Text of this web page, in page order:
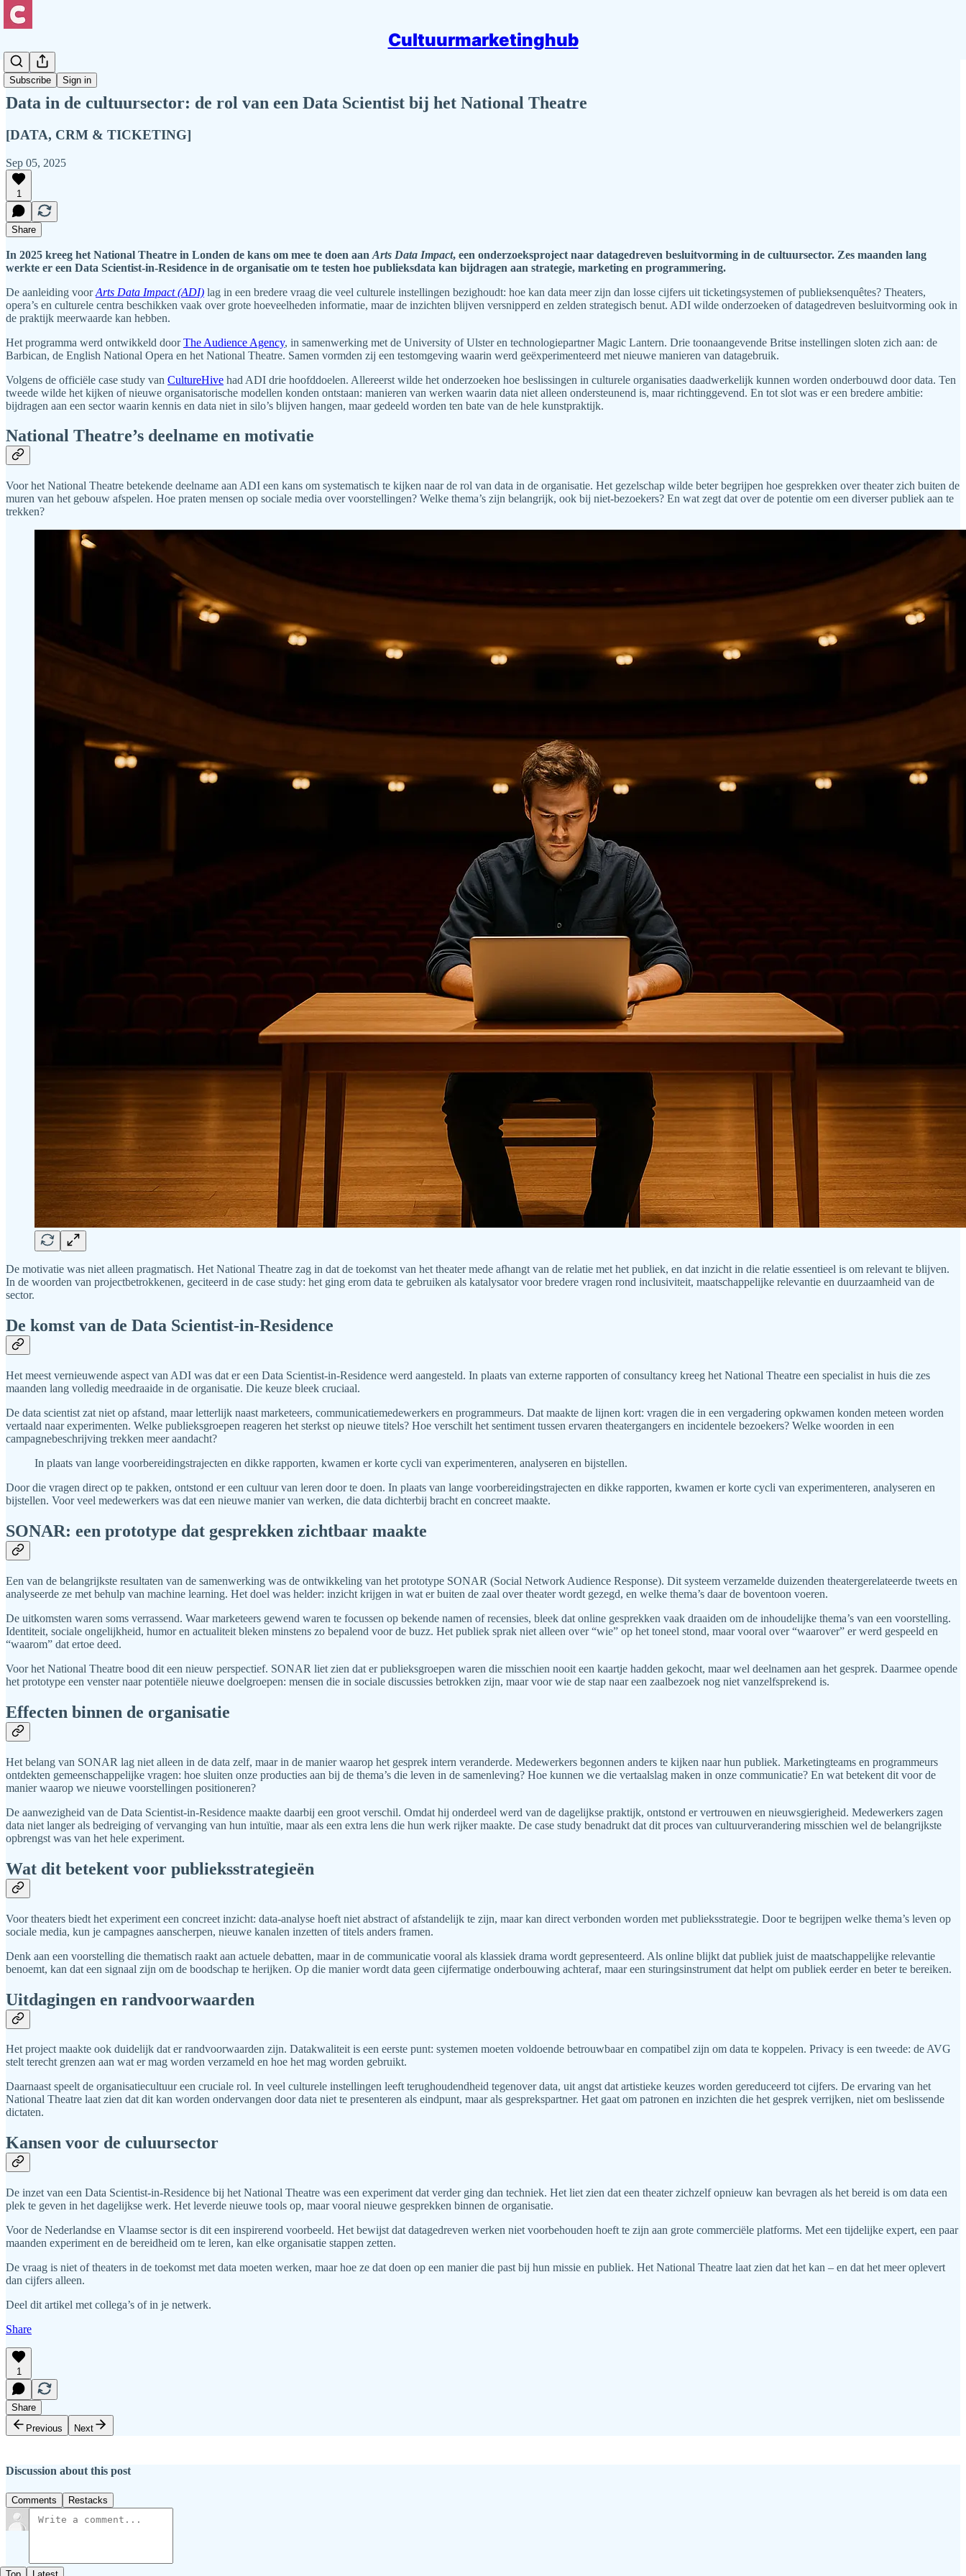
Cultuurmarketinghub
Subscribe Sign in
Podium
Data in de cultuursector: de rol van een Data Scientist bij het National Theatre
[DATA, CRM & TICKETING]
Sep 05, 2025
1
Share
In 2025 kreeg het National Theatre in Londen de kans om mee te doen aan Arts Data Impact, een onderzoeksproject naar datagedreven besluitvorming in de cultuursector. Zes maanden lang
werkte er een Data Scientist-in-Residence in de organisatie om te testen hoe publieksdata kan bijdragen aan strategie, marketing en programmering.
De aanleiding voorArts Data Impact (ADI) lag in een bredere vraag die veel culturele instellingen bezighoudt: hoe kan data meer zijn dan losse cijfers uit ticketingsystemen of publieksenquêtes? Theaters,
opera’s en culturele centra beschikken vaak over grote hoeveelheden informatie, maar de inzichten blijven versnipperd en zelden strategisch benut. ADI wilde onderzoeken of datagedreven besluitvorming ook in
de praktijk meerwaarde kan hebben.
Het programma werd ontwikkeld doorThe Audience Agency, in samenwerking met de University of Ulster en technologiepartner Magic Lantern. Drie toonaangevende Britse instellingen sloten zich aan: de
Barbican, de English National Opera en het National Theatre. Samen vormden zij een testomgeving waarin werd geëxperimenteerd met nieuwe manieren van datagebruik.
Volgens de officiële case study van CultureHive had ADI drie hoofddoelen. Allereerst wilde het onderzoeken hoe beslissingen in culturele organisaties daadwerkelijk kunnen worden onderbouwd door data. Ten
tweede wilde het kijken of nieuwe organisatorische modellen konden ontstaan: manieren van werken waarin data niet alleen ondersteunend is, maar richtinggevend. En tot slot was er een bredere ambitie:
bijdragen aan een sector waarin kennis en data niet in silo’s blijven hangen, maar gedeeld worden ten bate van de hele kunstpraktijk.
National Theatre’s deelname en motivatie
Voor het National Theatre betekende deelname aan ADI een kans om systematisch te kijken naar de rol van data in de organisatie. Het gezelschap wilde beter begrijpen hoe gesprekken over theater zich buiten de
muren van het gebouw afspelen. Hoe praten mensen op sociale media over voorstellingen? Welke thema’s zijn belangrijk, ook bij niet-bezoekers? En wat zegt dat over de potentie om een diverser publiek aan te
trekken?
De motivatie was niet alleen pragmatisch. Het National Theatre zag in dat de toekomst van het theater mede afhangt van de relatie met het publiek, en dat inzicht in die relatie essentieel is om relevant te blijven.
In de woorden van projectbetrokkenen, geciteerd in de case study: het ging erom data te gebruiken als katalysator voor bredere vragen rond inclusiviteit, maatschappelijke relevantie en duurzaamheid van de
sector.
De komst van de Data Scientist-in-Residence
Het meest vernieuwende aspect van ADI was dat er een Data Scientist-in-Residence werd aangesteld. In plaats van externe rapporten of consultancy kreeg het National Theatre een specialist in huis die zes
maanden lang volledig meedraaide in de organisatie. Die keuze bleek cruciaal.
De data scientist zat niet op afstand, maar letterlijk naast marketeers, communicatiemedewerkers en programmeurs. Dat maakte de lijnen kort: vragen die in een vergadering opkwamen konden meteen worden
vertaald naar experimenten. Welke publieksgroepen reageren het sterkst op nieuwe titels? Hoe verschilt het sentiment tussen ervaren theatergangers en incidentele bezoekers? Welke woorden in een
campagnebeschrijving trekken meer aandacht?
In plaats van lange voorbereidingstrajecten en dikke rapporten, kwamen er korte cycli van experimenteren, analyseren en bijstellen.
Door die vragen direct op te pakken, ontstond er een cultuur van leren door te doen. In plaats van lange voorbereidingstrajecten en dikke rapporten, kwamen er korte cycli van experimenteren, analyseren en
bijstellen. Voor veel medewerkers was dat een nieuwe manier van werken, die data dichterbij bracht en concreet maakte.
SONAR: een prototype dat gesprekken zichtbaar maakte
Een van de belangrijkste resultaten van de samenwerking was de ontwikkeling van het prototype SONAR (Social Network Audience Response). Dit systeem verzamelde duizenden theatergerelateerde tweets en
analyseerde ze met behulp van machine learning. Het doel was helder: inzicht krijgen in wat er buiten de zaal over theater wordt gezegd, en welke thema’s daar de boventoon voeren.
De uitkomsten waren soms verrassend. Waar marketeers gewend waren te focussen op bekende namen of recensies, bleek dat online gesprekken vaak draaiden om de inhoudelijke thema’s van een voorstelling.
Identiteit, sociale ongelijkheid, humor en actualiteit bleken minstens zo bepalend voor de buzz. Het publiek sprak niet alleen over “wie” op het toneel stond, maar vooral over “waarover” er werd gespeeld en
“waarom” dat ertoe deed.
Voor het National Theatre bood dit een nieuw perspectief. SONAR liet zien dat er publieksgroepen waren die misschien nooit een kaartje hadden gekocht, maar wel deelnamen aan het gesprek. Daarmee opende
het prototype een venster naar potentiële nieuwe doelgroepen: mensen die in sociale discussies betrokken zijn, maar voor wie de stap naar een zaalbezoek nog niet vanzelfsprekend is.
Effecten binnen de organisatie
Het belang van SONAR lag niet alleen in de data zelf, maar in de manier waarop het gesprek intern veranderde. Medewerkers begonnen anders te kijken naar hun publiek. Marketingteams en programmeurs
ontdekten gemeenschappelijke vragen: hoe sluiten onze producties aan bij de thema’s die leven in de samenleving? Hoe kunnen we die vertaalslag maken in onze communicatie? En wat betekent dit voor de
manier waarop we nieuwe voorstellingen positioneren?
De aanwezigheid van de Data Scientist-in-Residence maakte daarbij een groot verschil. Omdat hij onderdeel werd van de dagelijkse praktijk, ontstond er vertrouwen en nieuwsgierigheid. Medewerkers zagen
data niet langer als bedreiging of vervanging van hun intuïtie, maar als een extra lens die hun werk rijker maakte. De case study benadrukt dat dit proces van cultuurverandering misschien wel de belangrijkste
opbrengst was van het hele experiment.
Wat dit betekent voor publieksstrategieën
Voor theaters biedt het experiment een concreet inzicht: data-analyse hoeft niet abstract of afstandelijk te zijn, maar kan direct verbonden worden met publieksstrategie. Door te begrijpen welke thema’s leven op
sociale media, kun je campagnes aanscherpen, nieuwe kanalen inzetten of titels anders framen.
Denk aan een voorstelling die thematisch raakt aan actuele debatten, maar in de communicatie vooral als klassiek drama wordt gepresenteerd. Als online blijkt dat publiek juist de maatschappelijke relevantie
benoemt, kan dat een signaal zijn om de boodschap te herijken. Op die manier wordt data geen cijfermatige onderbouwing achteraf, maar een sturingsinstrument dat helpt om publiek eerder en beter te bereiken.
Uitdagingen en randvoorwaarden
Het project maakte ook duidelijk dat er randvoorwaarden zijn. Datakwaliteit is een eerste punt: systemen moeten voldoende betrouwbaar en compatibel zijn om data te koppelen. Privacy is een tweede: de AVG
stelt terecht grenzen aan wat er mag worden verzameld en hoe het mag worden gebruikt.
Daarnaast speelt de organisatiecultuur een cruciale rol. In veel culturele instellingen leeft terughoudendheid tegenover data, uit angst dat artistieke keuzes worden gereduceerd tot cijfers. De ervaring van het
National Theatre laat zien dat dit kan worden ondervangen door data niet te presenteren als eindpunt, maar als gesprekspartner. Het gaat om patronen en inzichten die het gesprek verrijken, niet om beslissende
dictaten.
Kansen voor de culuursector
De inzet van een Data Scientist-in-Residence bij het National Theatre was een experiment dat verder ging dan techniek. Het liet zien dat een theater zichzelf opnieuw kan bevragen als het bereid is om data een
plek te geven in het dagelijkse werk. Het leverde nieuwe tools op, maar vooral nieuwe gesprekken binnen de organisatie.
Voor de Nederlandse en Vlaamse sector is dit een inspirerend voorbeeld. Het bewijst dat datagedreven werken niet voorbehouden hoeft te zijn aan grote commerciële platforms. Met een tijdelijke expert, een paar
maanden experiment en de bereidheid om te leren, kan elke organisatie stappen zetten.
De vraag is niet of theaters in de toekomst met data moeten werken, maar hoe ze dat doen op een manier die past bij hun missie en publiek. Het National Theatre laat zien dat het kan – en dat het meer oplevert
dan cijfers alleen.
Deel dit artikel met collega’s of in je netwerk.
Share
1
Share
Previous
Next
Discussion about this post
Comments Restacks